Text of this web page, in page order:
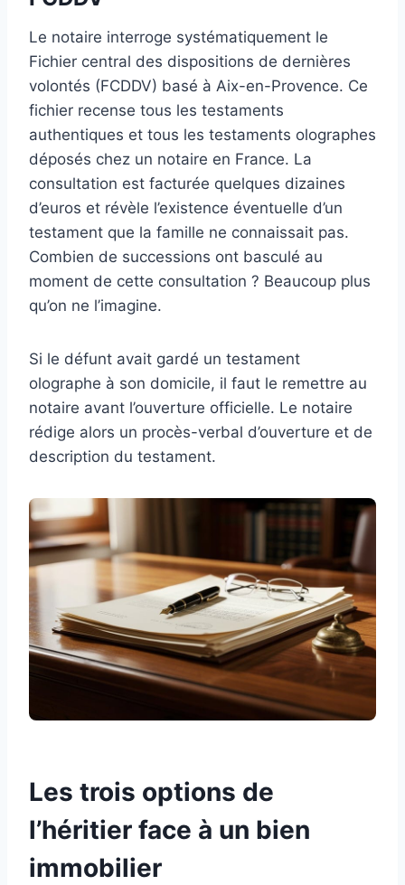
Le notaire interroge systématiquement le
Fichier central des dispositions de dernières
volontés (FCDDV) basé à Aix-en-Provence. Ce
fichier recense tous les testaments
authentiques et tous les testaments olographes
déposés chez un notaire en France. La
consultation est facturée quelques dizaines
d’euros et révèle l’existence éventuelle d’un
testament que la famille ne connaissait pas.
Combien de successions ont basculé au
moment de cette consultation ? Beaucoup plus
qu’on ne l’imagine.
Si le défunt avait gardé un testament
olographe à son domicile, il faut le remettre au
notaire avant l’ouverture officielle. Le notaire
rédige alors un procès-verbal d’ouverture et de
description du testament.
Les trois options de
l’héritier face à un bien
immobilier